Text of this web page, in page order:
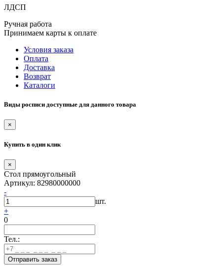
ЛДСП
Ручная работа
Принимаем карты к оплате
Условия заказа
Оплата
Доставка
Возврат
Каталоги
Виды росписи доступные для данного товара
×
Купить в один клик
×
Стол прямоугольный
Артикул: 82980000000
-
шт.
+
0
Тел.: